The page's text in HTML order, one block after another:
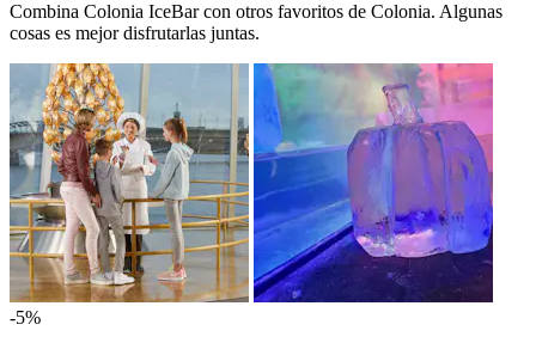
Combina Colonia IceBar con otros favoritos de Colonia. Algunas
cosas es mejor disfrutarlas juntas.
-5%